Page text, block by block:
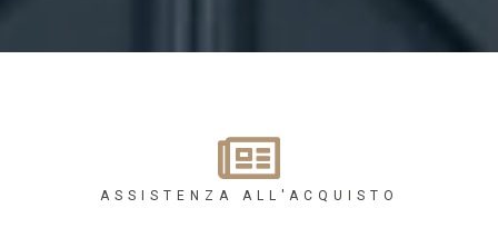
ASSISTENZA ALL'ACQUISTO